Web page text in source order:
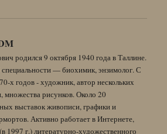
родился 9 октября 1940 года в Таллине.
— биохимик, энзимолог. С
х годов - художник, автор нескольких
множества рисунков. Около 20
выставок живописи, графики и
Активно работает в Интернете,
1997 г.) литературно-художественного